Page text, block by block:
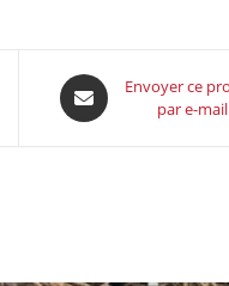
Envoyer ce
par e-mail